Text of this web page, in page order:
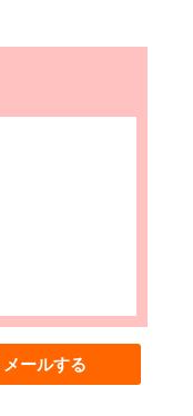
メールする